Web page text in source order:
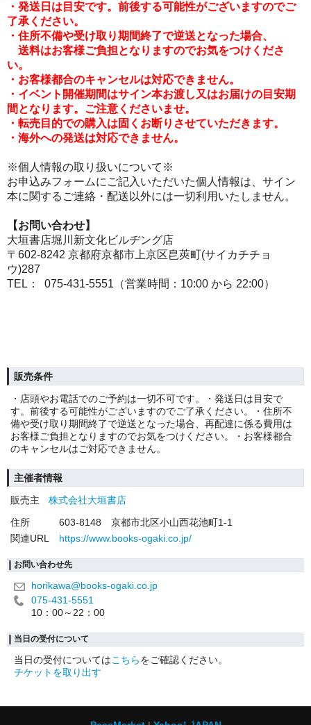
・発送日は目安です。前後する可能性がございますのでご
了承ください。
・住所不備や受け取り期間終了で逆送となった場合、
送料はお客様ご負担となりますのでお気をつけくださ
い。
・お客様都合のキャンセルは対応できません。
・イベント開催期間はサイン本お渡し又はお届けの目安期
間となります。ご注意くださいませ。
・転売目的での購入は固くお断りさせていただきます。
・海外への発送は対応できません。
※個人情報の取り扱いについて※
お申込みフォームにご記入いただいた個人情報は、サイン
本に関するご連絡・配送以外には一切利用いたしません。
【お問い合わせ】
大垣書店堀川新文化ビルヂング店
〒602-8242 京都府京都市上京区皀莢町(サイカチチョ
ウ)287
TEL： 075-431-5551（営業時間：10:00 から 22:00）
販売条件
・店頭やお電話でのご予約は一切不可です。・発送日は目安で
す。前後する可能性がございますのでご了承ください。・住所不
備や受け取り期間終了で逆送となった場合、再配達に係る費用は
お客様ご負担となりますのでお気をつけください。・お客様都合
のキャンセルはご対応できません。
主催者情報
販売主
株式会社大垣書店
住所
603-8148 京都市北区小山西花池町1-1
関連URL
https://www.books-ogaki.co.jp/
お問い合わせ先
horikawa@books-ogaki.co.jp
075-431-5551
10：00～22：00
当日の受付について
当日の受付についてはこちらをご確認ください。
チケットを取り出す